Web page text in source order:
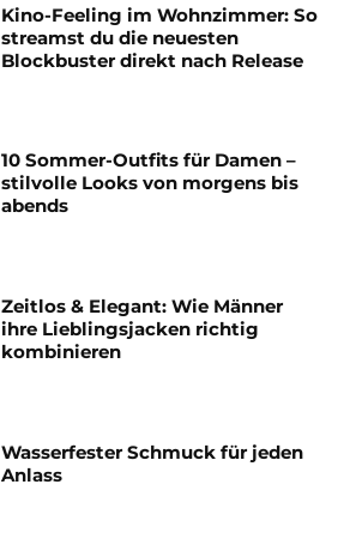
Kino-Feeling im Wohnzimmer: So
streamst du die neuesten
Blockbuster direkt nach Release
10 Sommer-Outfits für Damen –
stilvolle Looks von morgens bis
abends
Zeitlos & Elegant: Wie Männer
ihre Lieblingsjacken richtig
kombinieren
Wasserfester Schmuck für jeden
Anlass